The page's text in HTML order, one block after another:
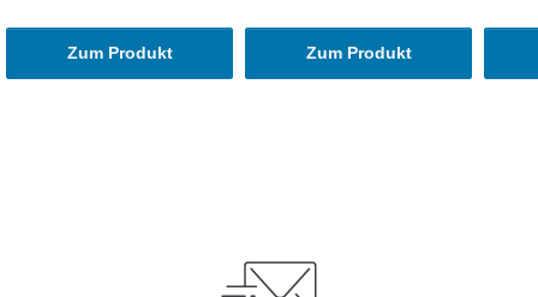
Zum Produkt Zum Produkt